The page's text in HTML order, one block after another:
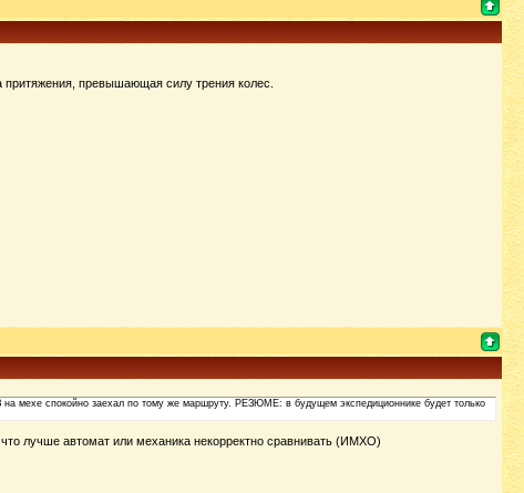
превышающая силу трения колес.
мехе спокойно заехал по тому же маршруту. РЕЗЮМЕ: в будущем экспедиционнике будет только
лучше автомат или механика некорректно сравнивать (ИМХО)